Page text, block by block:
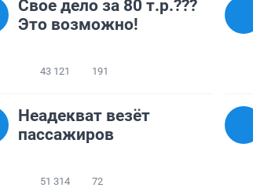
Свое дело за 80 т.р.???
Это возможно!
43 121 191
Неадекват везёт
пассажиров
51 314 72